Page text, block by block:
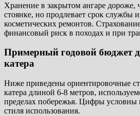
Хранение в закрытом ангаре дороже,
стоянке, но продлевает срок службы
косметических ремонтов.
финансовый риск в походах и при
Примерный годовой бюджет
катера
Ниже приведены ориентировочные
катера длиной 6-8 метров,
пределах побережья. Цифры условны
стиля использования.